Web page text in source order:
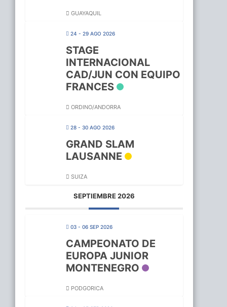
GUAYAQUIL
24 - 29 AGO 2026
STAGE
INTERNACIONAL
CAD/JUN CON EQUIPO
FRANCES
ORDINO/ANDORRA
28 - 30 AGO 2026
GRAND SLAM
LAUSANNE
SUIZA
SEPTIEMBRE 2026
03 - 06 SEP 2026
CAMPEONATO DE
EUROPA JUNIOR
MONTENEGRO
PODGORICA